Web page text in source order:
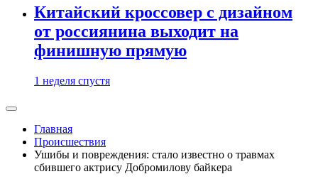
Китайский кроссовер с дизайном
от россиянина выходит на
финишную прямую
1 неделя спустя
Главная
Происшествия
Ушибы и повреждения: стало известно о травмах
сбившего актрису Добромилову байкера